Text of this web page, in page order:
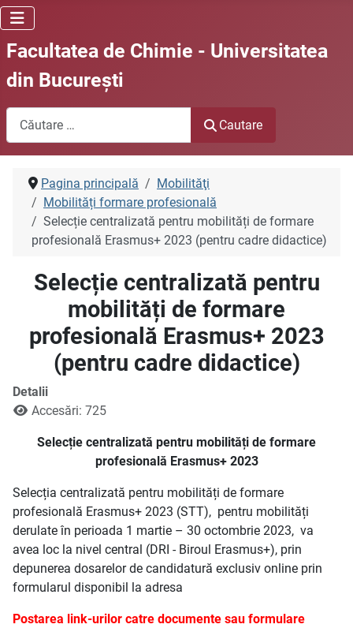
Facultatea de Chimie - Universitatea
din Bucureşti
Cautare
Cautare
Pagina principală
Mobilităţi
Mobilități formare profesională
Selecție centralizată pentru mobilități de formare
profesională Erasmus+ 2023 (pentru cadre didactice)
Selecție centralizată pentru
mobilități de formare
profesională Erasmus+ 2023
(pentru cadre didactice)
Detalii
Accesări: 725
Selecție centralizată pentru mobilități de formare
profesională Erasmus+ 2023
Selecția centralizată pentru mobilități de formare
profesională Erasmus+ 2023 (STT), pentru mobilități
derulate în perioada 1 martie – 30 octombrie 2023, va
avea loc la nivel central (DRI - Biroul Erasmus+), prin
depunerea dosarelor de candidatură exclusiv online prin
formularul disponibil la adresa
Postarea link-urilor catre documente sau formulare